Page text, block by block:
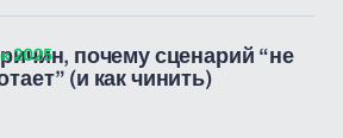
почему сценарий “не
(и как чинить)
2025